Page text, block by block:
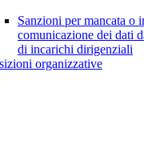
Sanzioni per mancata o
comunicazione dei dati
di incarichi dirigenziali
organizzative